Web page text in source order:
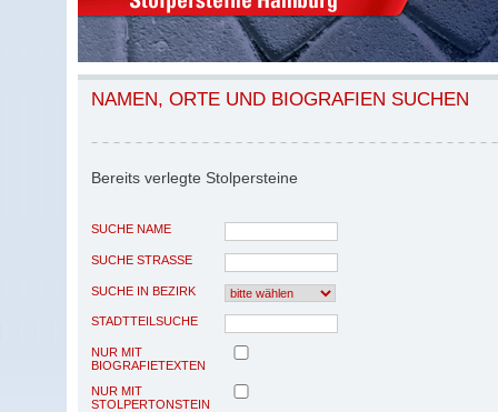
NAMEN, ORTE UND BIOGRAFIEN SUCHEN
Bereits verlegte Stolpersteine
SUCHE NAME
SUCHE STRASSE
SUCHE IN BEZIRK
STADTTEILSUCHE
NUR MIT
BIOGRAFIETEXTEN
NUR MIT
STOLPERTONSTEIN